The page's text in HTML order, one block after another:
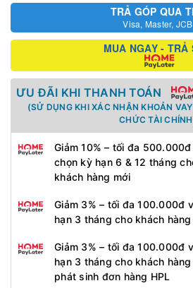
TRẢ GÓP QUA
Visa, Master, JCB
MUA NGAY - TRẢ
ƯU ĐÃI KHI THANH TOÁN
(SỬ DỤNG KHI XÁC NHẬN KHOẢN
CHỨC TÀI
Giảm 10% – tối đa
chọn kỳ hạn 6 & 12 tháng
khách hàng mới
Giảm 3% – tối đa 100.000đ
hạn 3 tháng cho khách
Giảm 3% – tối đa 100.000đ
hạn 3 tháng cho khách hàng
phát sinh đơn hàng HPL